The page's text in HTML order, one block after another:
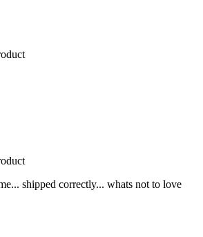
shipped correctly... whats not to love